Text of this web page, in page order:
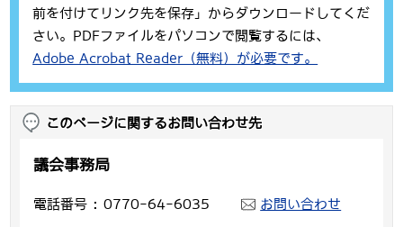
前を付けてリンク先を保存」からダウンロードしてくだ
さい。PDFファイルをパソコンで閲覧するには、
Adobe Acrobat Reader（無料）が必要です。
このページに関するお問い合わせ先
議会事務局
電話番号 0770-64-6035 お問い合わせ